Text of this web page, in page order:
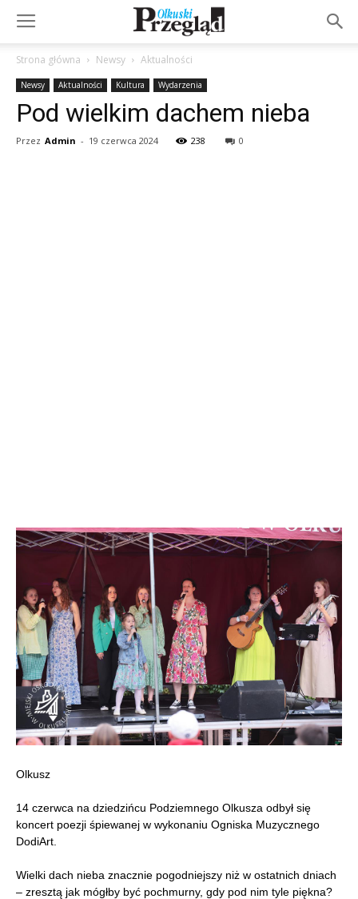
Strona główna Newsy Aktualności
Newsy Aktualności Kultura Wydarzenia
Pod wielkim dachem nieba
Przez Admin - 19 czerwca 2024 238 0
Olkusz
14 czerwca na dziedzińcu Podziemnego Olkusza odbył się
koncert poezji śpiewanej w wykonaniu Ogniska Muzycznego
DodiArt.
Wielki dach nieba znacznie pogodniejszy niż w ostatnich dniach
– zresztą jak mógłby być pochmurny, gdy pod nim tyle piękna?